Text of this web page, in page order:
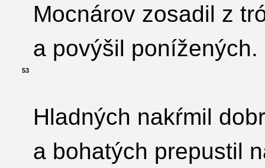
Mocnárov zosadil z
a povýšil ponížených.
53
Hladných nakŕmil
a bohatých prepustil